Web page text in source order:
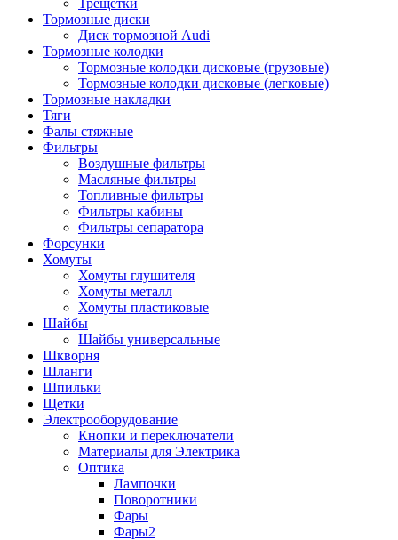
Тормозные диски
Диск тормозной Audi
Тормозные колодки
Тормозные колодки дисковые (грузовые)
Тормозные колодки дисковые (легковые)
Тормозные накладки
Тяги
Фалы стяжные
Фильтры
Воздушные фильтры
Масляные фильтры
Топливные фильтры
Фильтры кабины
Фильтры сепаратора
Форсунки
Хомуты
Хомуты глушителя
Хомуты металл
Хомуты пластиковые
Шайбы
Шайбы универсальные
Шкворня
Шланги
Шпильки
Щетки
Электрооборудование
Кнопки и переключатели
Материалы для Электрика
Оптика
Лампочки
Поворотники
Фары
Фары2